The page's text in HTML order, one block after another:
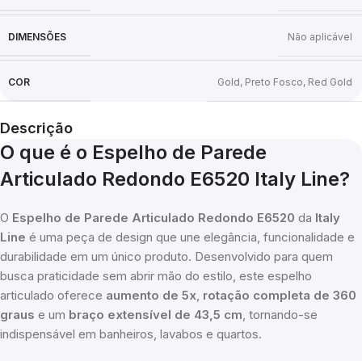
DIMENSÕES Não aplicável
COR Gold, Preto Fosco, Red Gold
Descrição
O que é o Espelho de Parede
Articulado Redondo E6520 Italy Line?
O Espelho de Parede Articulado Redondo E6520 da Italy
Line é uma peça de design que une elegância, funcionalidade e
durabilidade em um único produto. Desenvolvido para quem
busca praticidade sem abrir mão do estilo, este espelho
articulado oferece aumento de 5x, rotação completa de 360
graus e um braço extensível de 43,5 cm, tornando-se
indispensável em banheiros, lavabos e quartos.